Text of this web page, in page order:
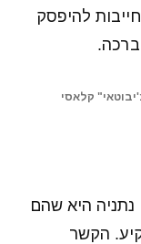
להיפסק
קלאסי
היא שהם
הקשר